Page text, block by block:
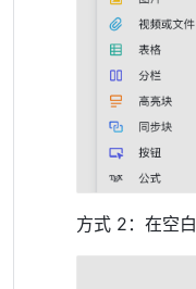
方式 2：在空